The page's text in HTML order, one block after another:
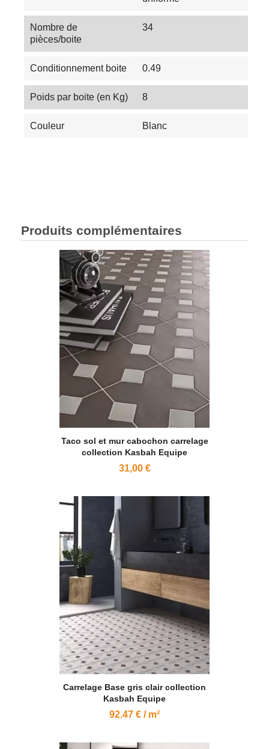
Nombre de
pièces/boite
34
Conditionnement boite 0.49
Poids par boite (en Kg) 8
Couleur Blanc
Produits complémentaires
Taco sol et mur cabochon carrelage
collection Kasbah Equipe
31,00 €
Carrelage Base gris clair collection
Kasbah Equipe
92.47 € / m²